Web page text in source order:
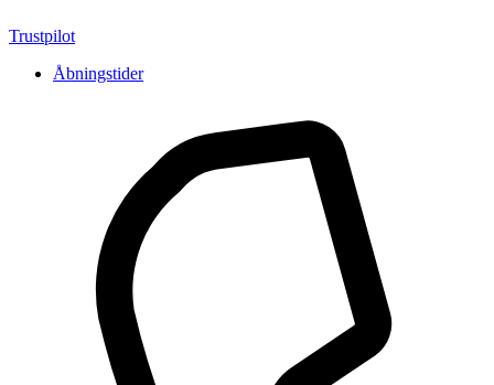
Trustpilot
Åbningstider